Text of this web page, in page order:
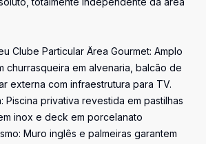
Clube Particular Ärea Gourmet: Amplo
churrasqueira em alvenaria, balcão de
externa com infraestrutura para TV.
Piscina privativa revestida em pastilhas
inox e deck em porcelanato
Muro inglês e palmeiras garantem